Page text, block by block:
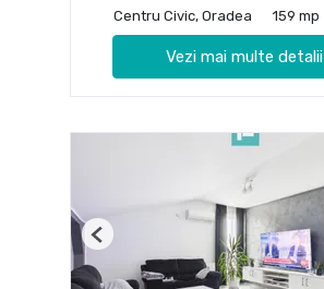
Centru Civic, Oradea
159 mp
Vezi mai multe detalii
Previous